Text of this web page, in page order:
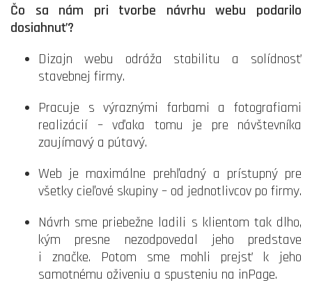
Čo sa nám pri tvorbe návrhu webu podarilo
dosiahnuť?
Dizajn webu odráža stabilitu a solídnosť
stavebnej firmy.
Pracuje s výraznými farbami a fotografiami
realizácií – vďaka tomu je pre návštevníka
zaujímavý a pútavý.
Web je maximálne prehľadný a prístupný pre
všetky cieľové skupiny – od jednotlivcov po firmy.
Návrh sme priebežne ladili s klientom tak dlho,
kým presne nezodpovedal jeho predstave
i značke. Potom sme mohli prejsť k jeho
samotnému oživeniu a spusteniu na inPage.